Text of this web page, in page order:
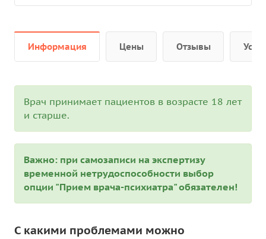
Информация Цены Отзывы
Врач принимает пациентов в возрасте 18 лет
и старше.
Важно: при самозаписи на экспертизу
временной нетрудоспособности выбор
опции "Прием врача-психиатра" обязателен!
С какими проблемами можно